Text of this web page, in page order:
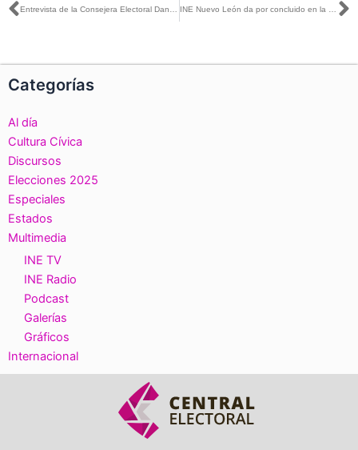
Ant
Categorías
Al día
Cultura Cívica
Discursos
Elecciones 2025
Especiales
Estados
Multimedia
INE TV
INE Radio
Podcast
Galerías
Gráficos
Internacional